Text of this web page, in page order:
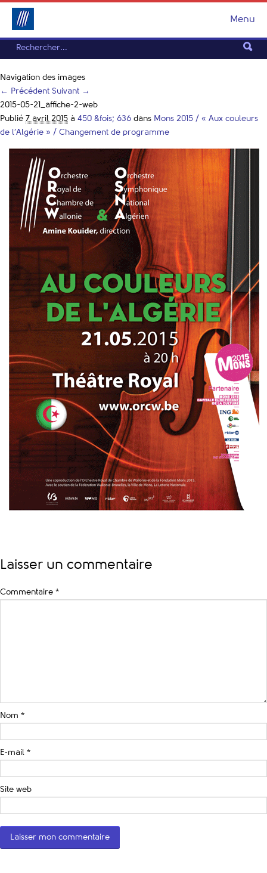
Menu
Navigation des images
← Précédent Suivant →
2015-05-21_affiche-2-web
Publié 7 avril 2015 à 450 &fois; 636 dans Mons 2015 / « Aux couleurs
de l’Algérie » / Changement de programme
Laisser un commentaire
Commentaire *
Nom *
E-mail *
Site web